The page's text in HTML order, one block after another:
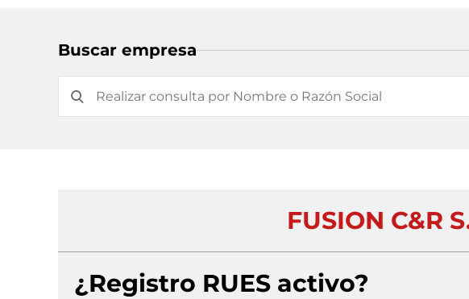
Buscar empresa
FUSION C&R
¿Registro RUES activo?